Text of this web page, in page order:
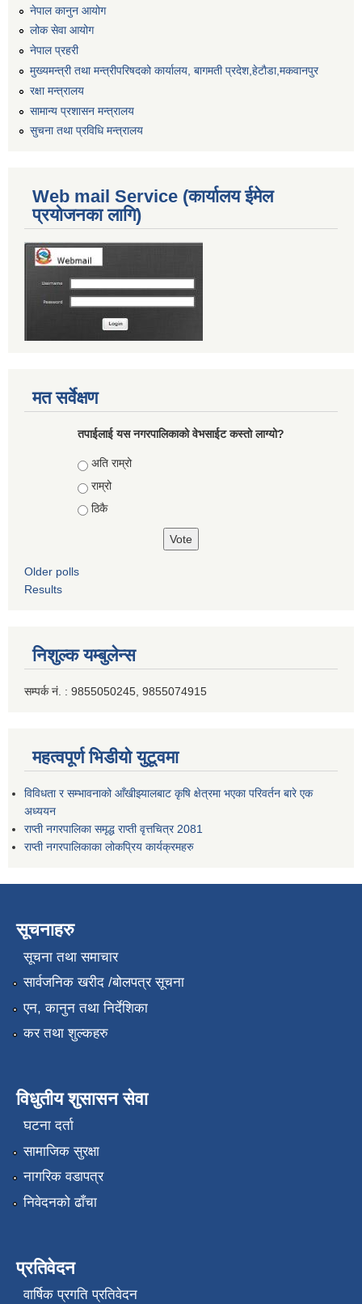
नेपाल कानुन आयोग
लोक सेवा आयोग
नेपाल प्रहरी
मुख्यमन्त्री तथा मन्त्रीपरिषदको कार्यालय, बागमती प्रदेश,हेटाैडा,मकवानपुर
रक्षा मन्त्रालय
सामान्य प्रशासन मन्त्रालय
सुचना तथा प्रविधि मन्त्रालय
Web mail Service (कार्यालय ईमेल
प्रयोजनका लागि)
मत सर्वेक्षण
तपाईलाई यस नगरपालिकाको वेभसाईट कस्तो लाग्यो?
Choices
अति राम्रो
राम्रो
ठिकै
Older polls
Results
निशुल्क यम्बुलेन्स
सम्पर्क नं. : 9855050245, 9855074915
महत्वपूर्ण भिडीयो युटूवमा
विविधता र सम्भावनाको आँखीझ्यालबाट कृषि क्षेत्रमा भएका परिवर्तन बारे एक
अध्ययन
राप्ती नगरपालिका समृद्ध राप्ती वृत्तचित्र 2081
राप्ती नगरपालिकाका लोकप्रिय कार्यक्रमहरु
सूचनाहरु
सूचना तथा समाचार
सार्वजनिक खरीद /बोलपत्र सूचना
एन, कानुन तथा निर्देशिका
कर तथा शुल्कहरु
विधुतीय शुसासन सेवा
घटना दर्ता
सामाजिक सुरक्षा
नागरिक वडापत्र
निवेदनको ढाँचा
प्रतिवेदन
वार्षिक प्रगति प्रतिवेदन